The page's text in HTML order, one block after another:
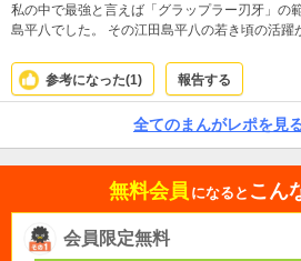
私の中で最強と言えば「グラップラー刃牙」の
島平八でした。 その江田島平八の若き頃の活躍
ず、小学校入学初日で退学という男ぶりです。
も知ることができます。 草食系男子なんて呼ば
も男くさくて最高です。
参考になった(1) 報告する
全てのまんがレポを見
無料会員 になると こん
会員限定無料